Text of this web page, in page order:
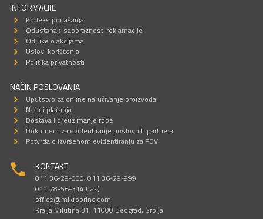
INFORMACIJE
Kodeks ponašanja
Odustanak-saobraznost-reklamacije
Odluke o akcijama
Uslovi korišćenja
Politika privatnosti
NAČIN POSLOVANJA
Uputstvo za online naručivanje proizvoda
Načini plaćanja
Dostava I preuzimanje robe
Dokument za evidentiranje poslovnih partnera
Potvrda o izvršenom evidentiranju za PDV
KONTAKT
011 36-29-000; 011 36-29-999
011 78-56-314 (fax)
office@mikroprinc.com
Kralja Milutina 31, 11000 Beograd, Srbija